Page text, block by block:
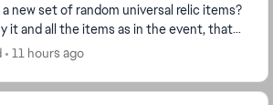
new set of random universal relic items?
it and all the items as in the event, that
should not be ...
11 hours ago